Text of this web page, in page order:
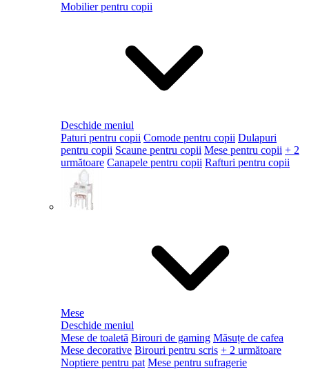
Mobilier pentru copii
Deschide meniul
Paturi pentru copii Comode pentru copii Dulapuri
pentru copii Scaune pentru copii Mese pentru copii + 2
următoare Canapele pentru copii Rafturi pentru copii
Mese
Deschide meniul
Mese de toaletă Birouri de gaming Măsuțe de cafea
Mese decorative Birouri pentru scris + 2 următoare
Noptiere pentru pat Mese pentru sufragerie